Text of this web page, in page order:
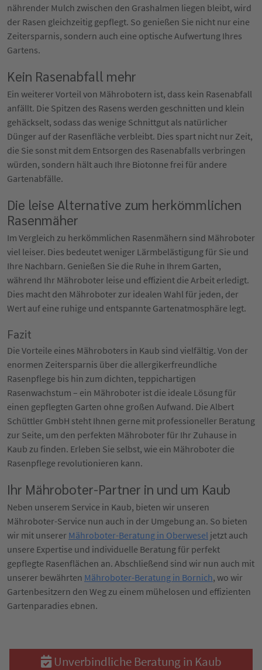
nährender Mulch zwischen den Grashalmen liegen bleibt, wird
der Rasen gleichzeitig gepflegt. So genießen Sie nicht nur eine
Zeitersparnis, sondern auch eine optische Aufwertung Ihres
Gartens.
Kein Rasenabfall mehr
Ein weiterer Vorteil von Mährobotern ist, dass kein Rasenabfall
anfällt. Die Spitzen des Rasens werden geschnitten und klein
gehäckselt, sodass das wenige Schnittgut als natürlicher
Dünger auf der Rasenfläche verbleibt. Dies spart nicht nur Zeit,
die Sie sonst mit dem Entsorgen des Rasenabfalls verbringen
würden, sondern hält auch Ihre Biotonne frei für andere
Gartenabfälle.
Die leise Alternative zum herkömmlichen
Rasenmäher
Im Vergleich zu herkömmlichen Rasenmähern sind Mähroboter
viel leiser. Dies bedeutet weniger Lärmbelästigung für Sie und
Ihre Nachbarn. Genießen Sie die Ruhe in Ihrem Garten,
während Ihr Mähroboter leise und effizient die Arbeit erledigt.
Dies macht den Mähroboter zur idealen Wahl für jeden, der
Wert auf eine ruhige und entspannte Gartenatmosphäre legt.
Fazit
Die Vorteile eines Mähroboters in Kaub sind vielfältig. Von der
enormen Zeitersparnis über die allergikerfreundliche
Rasenpflege bis hin zum dichten, teppichartigen
Rasenwachstum – ein Mähroboter ist die ideale Lösung für
einen gepflegten Garten ohne großen Aufwand. Die Albert
Schüttler GmbH steht Ihnen gerne mit professioneller Beratung
zur Seite, um den perfekten Mähroboter für Ihr Zuhause in
Kaub zu finden. Erleben Sie selbst, wie ein Mähroboter die
Rasenpflege revolutionieren kann.
Ihr Mähroboter-Partner in und um Kaub
Neben unserem Service in Kaub, bieten wir unseren
Mähroboter-Service nun auch in der Umgebung an. So bieten
wir mit unserer Mähroboter-Beratung in Oberwesel jetzt auch
unsere Expertise und individuelle Beratung für perfekt
gepflegte Rasenflächen an. Abschließend sind wir nun auch mit
unserer bewährten Mähroboter-Beratung in Bornich, wo wir
Gartenbesitzern den Weg zu einem mühelosen und effizienten
Gartenparadies ebnen.
Unverbindliche Beratung in Kaub